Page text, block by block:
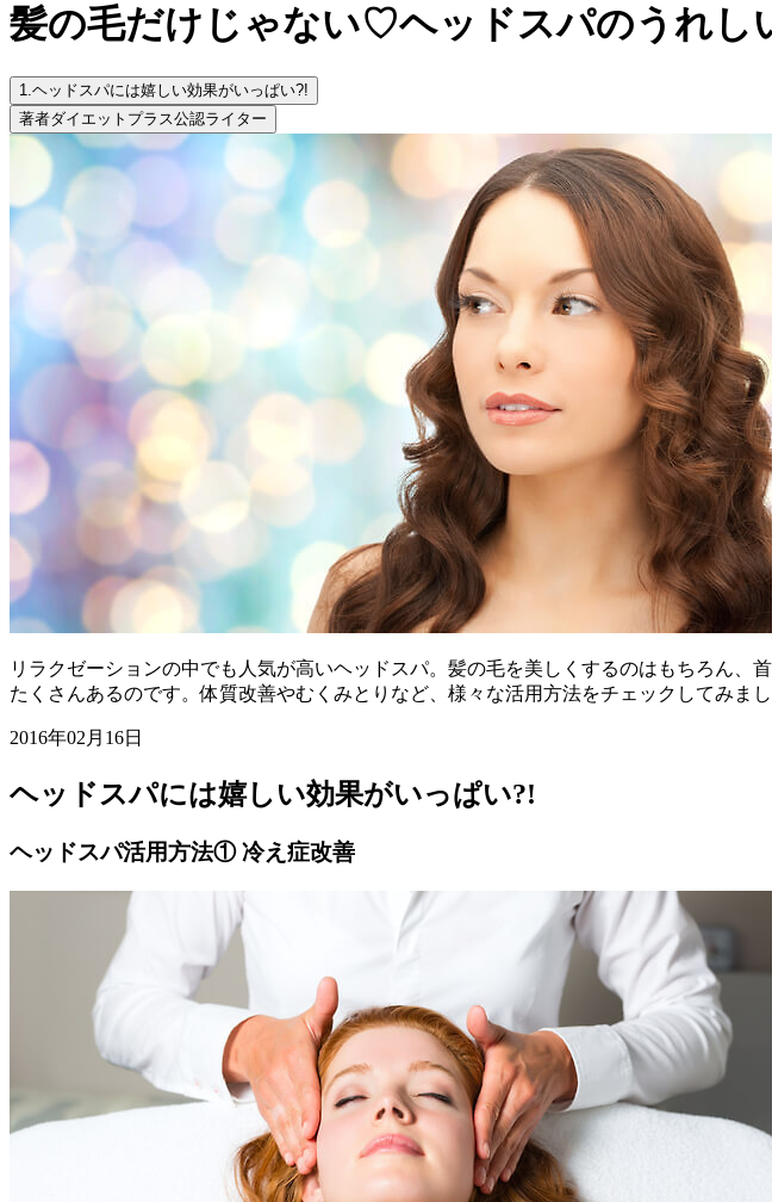
髪の毛だけじゃない♡ヘッドスパのうれし
1.ヘッドスパには嬉しい効果がいっぱい?!
著者ダイエットプラス公認ライター
リラクゼーションの中でも人気が高いヘッドスパ。髪の毛を美しくするのはもちろん
たくさんあるのです。体質改善やむくみとりなど、様々な活用方法をチェックしてみまし
2016年02月16日
ヘッドスパには嬉しい効果がいっぱい?!
ヘッドスパ活用方法① 冷え症改善